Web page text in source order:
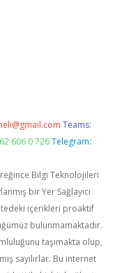
Teams:
606 0 726 Telegram:
Bilgi Teknolojileri
bir Yer Sağlayıcı
içerikleri proaktif
bulunmamaktadır.
taşımakta olup,
sayılırlar. Bu internet